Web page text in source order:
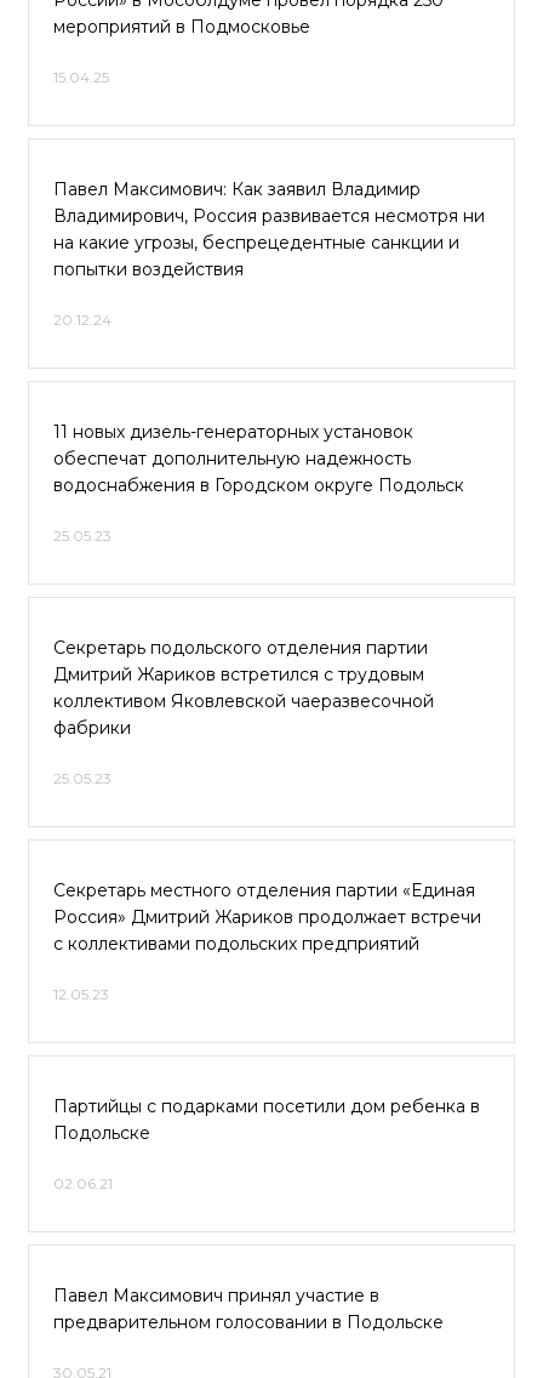
мероприятий в Подмосковье
15.04.25
Павел Максимович: Как заявил Владимир
Владимирович, Россия развивается несмотря ни
на какие угрозы, беспрецедентные санкции и
попытки воздействия
20.12.24
11 новых дизель-генераторных установок
обеспечат дополнительную надежность
водоснабжения в Городском округе Подольск
25.05.23
Секретарь подольского отделения партии
Дмитрий Жариков встретился с трудовым
коллективом Яковлевской чаеразвесочной
фабрики
25.05.23
Секретарь местного отделения партии «Единая
Россия» Дмитрий Жариков продолжает встречи
с коллективами подольских предприятий
12.05.23
Партийцы с подарками посетили дом ребенка в
Подольске
02.06.21
Павел Максимович принял участие в
предварительном голосовании в Подольске
30.05.21